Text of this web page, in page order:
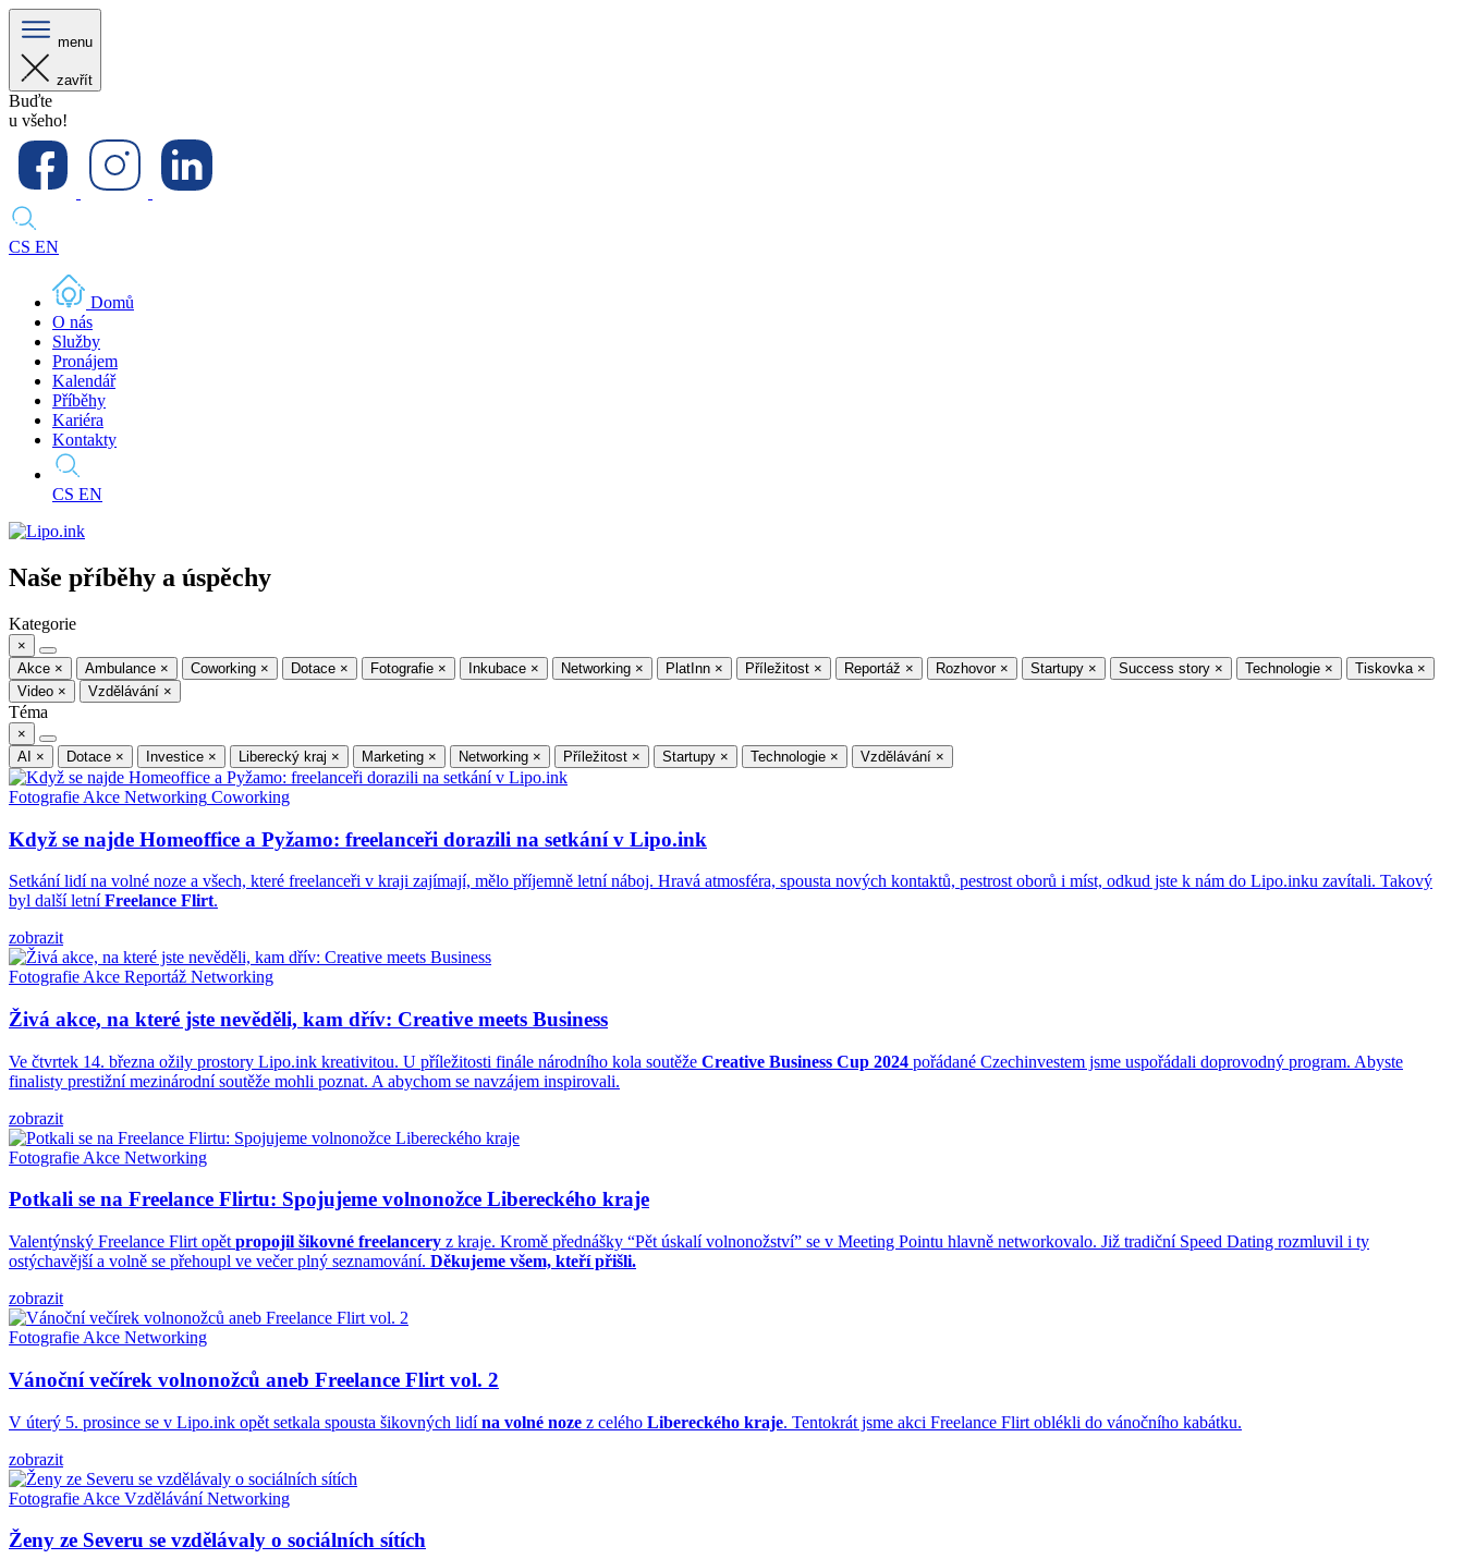
menu
zavřít
Buďte
u všeho!
CS EN
Domů
O nás
Služby
Pronájem
Kalendář
Příběhy
Kariéra
Kontakty
CS EN
Naše příběhy a úspěchy
Kategorie
×
Akce × Ambulance × Coworking × Dotace × Fotografie × Inkubace × Networking × PlatInn × Příležitost × Reportáž × Rozhovor × Startupy × Success story × Technologie × Tiskovka ×
Video × Vzdělávání ×
Téma
×
AI × Dotace × Investice × Liberecký kraj × Marketing × Networking × Příležitost × Startupy × Technologie × Vzdělávání ×
Fotografie Akce Networking Coworking
Když se najde Homeoffice a Pyžamo: freelanceři dorazili na setkání v Lipo.ink
Setkání lidí na volné noze a všech, které freelanceři v kraji zajímají, mělo příjemně letní náboj. Hravá atmosféra, spousta nových kontaktů, pestrost oborů i míst, odkud jste k nám do Lipo.inku zavítali. Takový
byl další letníFreelance Flirt.
zobrazit
Fotografie Akce Reportáž Networking
Živá akce, na které jste nevěděli, kam dřív: Creative meets Business
Ve čtvrtek 14. března ožily prostory Lipo.ink kreativitou. U příležitosti finále národního kola soutěže Creative Business Cup 2024 pořádané Czechinvestem jsme uspořádali doprovodný program. Abyste
finalisty prestižní mezinárodní soutěže mohli poznat. A abychom se navzájem inspirovali.
zobrazit
Fotografie Akce Networking
Potkali se na Freelance Flirtu: Spojujeme volnonožce Libereckého kraje
Valentýnský Freelance Flirt opět propojil šikovné freelancery z kraje. Kromě přednášky “Pět úskalí volnonožství” se v Meeting Pointu hlavně networkovalo. Již tradiční Speed Dating rozmluvil i ty
ostýchavější a volně se přehoupl ve večer plný seznamování. Děkujeme všem, kteří přišli.
zobrazit
Fotografie Akce Networking
Vánoční večírek volnonožců aneb Freelance Flirt vol. 2
V úterý 5. prosince se v Lipo.ink opět setkala spousta šikovných lidína volné noze z celého Libereckého kraje. Tentokrát jsme akci Freelance Flirt oblékli do vánočního kabátku.
zobrazit
Fotografie Akce Vzdělávání Networking
Ženy ze Severu se vzdělávaly o sociálních sítích